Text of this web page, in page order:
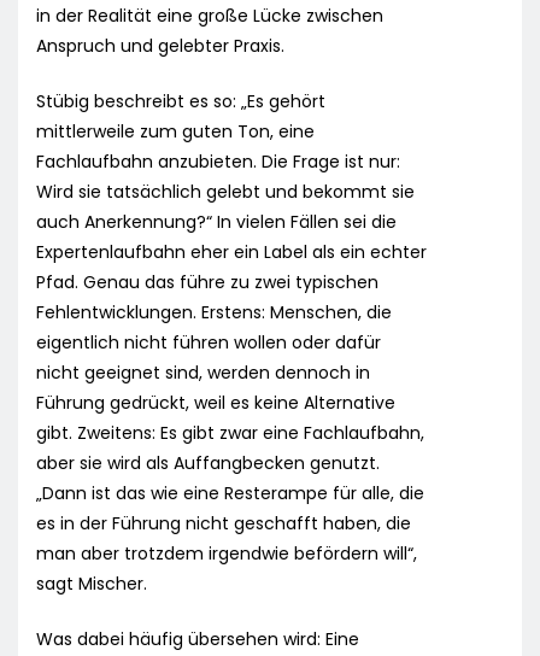
in der Realität eine große Lücke zwischen
Anspruch und gelebter Praxis.
Stübig beschreibt es so: „Es gehört
mittlerweile zum guten Ton, eine
Fachlaufbahn anzubieten. Die Frage ist nur:
Wird sie tatsächlich gelebt und bekommt sie
auch Anerkennung?“ In vielen Fällen sei die
Expertenlaufbahn eher ein Label als ein echter
Pfad. Genau das führe zu zwei typischen
Fehlentwicklungen. Erstens: Menschen, die
eigentlich nicht führen wollen oder dafür
nicht geeignet sind, werden dennoch in
Führung gedrückt, weil es keine Alternative
gibt. Zweitens: Es gibt zwar eine Fachlaufbahn,
aber sie wird als Auffangbecken genutzt.
„Dann ist das wie eine Resterampe für alle, die
es in der Führung nicht geschafft haben, die
man aber trotzdem irgendwie befördern will“,
sagt Mischer.
Was dabei häufig übersehen wird: Eine